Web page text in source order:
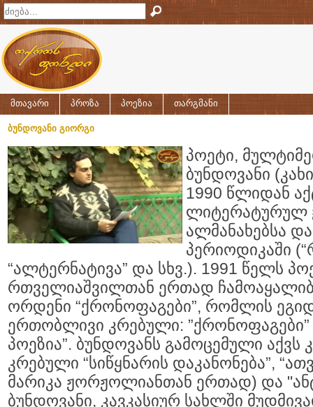
მთავარი პროზა პოეზია თარგმანი
ბუნდოვანი გიორგი
პოეტი,
ბუნდოვანი
1990 წლიდან
ლიტერატურულ
ალმანახებსა და
პერიოდიკაში
“ალტერნატივა” და სხვ.). 1991 წელს
რთველიაშვილთან ერთად
ორდენი “ქრონოფაგები”, რომლის
ერთობლივი კრებული:
პოეზია”. ბუნდოვანს გამოცემული აქვს
კრებული “სიწყნარის დაკანონება”,
მარიკა ჟორჟოლიანთან ერთად) და
ბუნდოვანი, კავკასიურ სახლში